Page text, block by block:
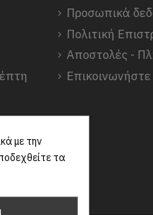
Προσωπικά
Πολιτική
Αποστολές -
με την
τα